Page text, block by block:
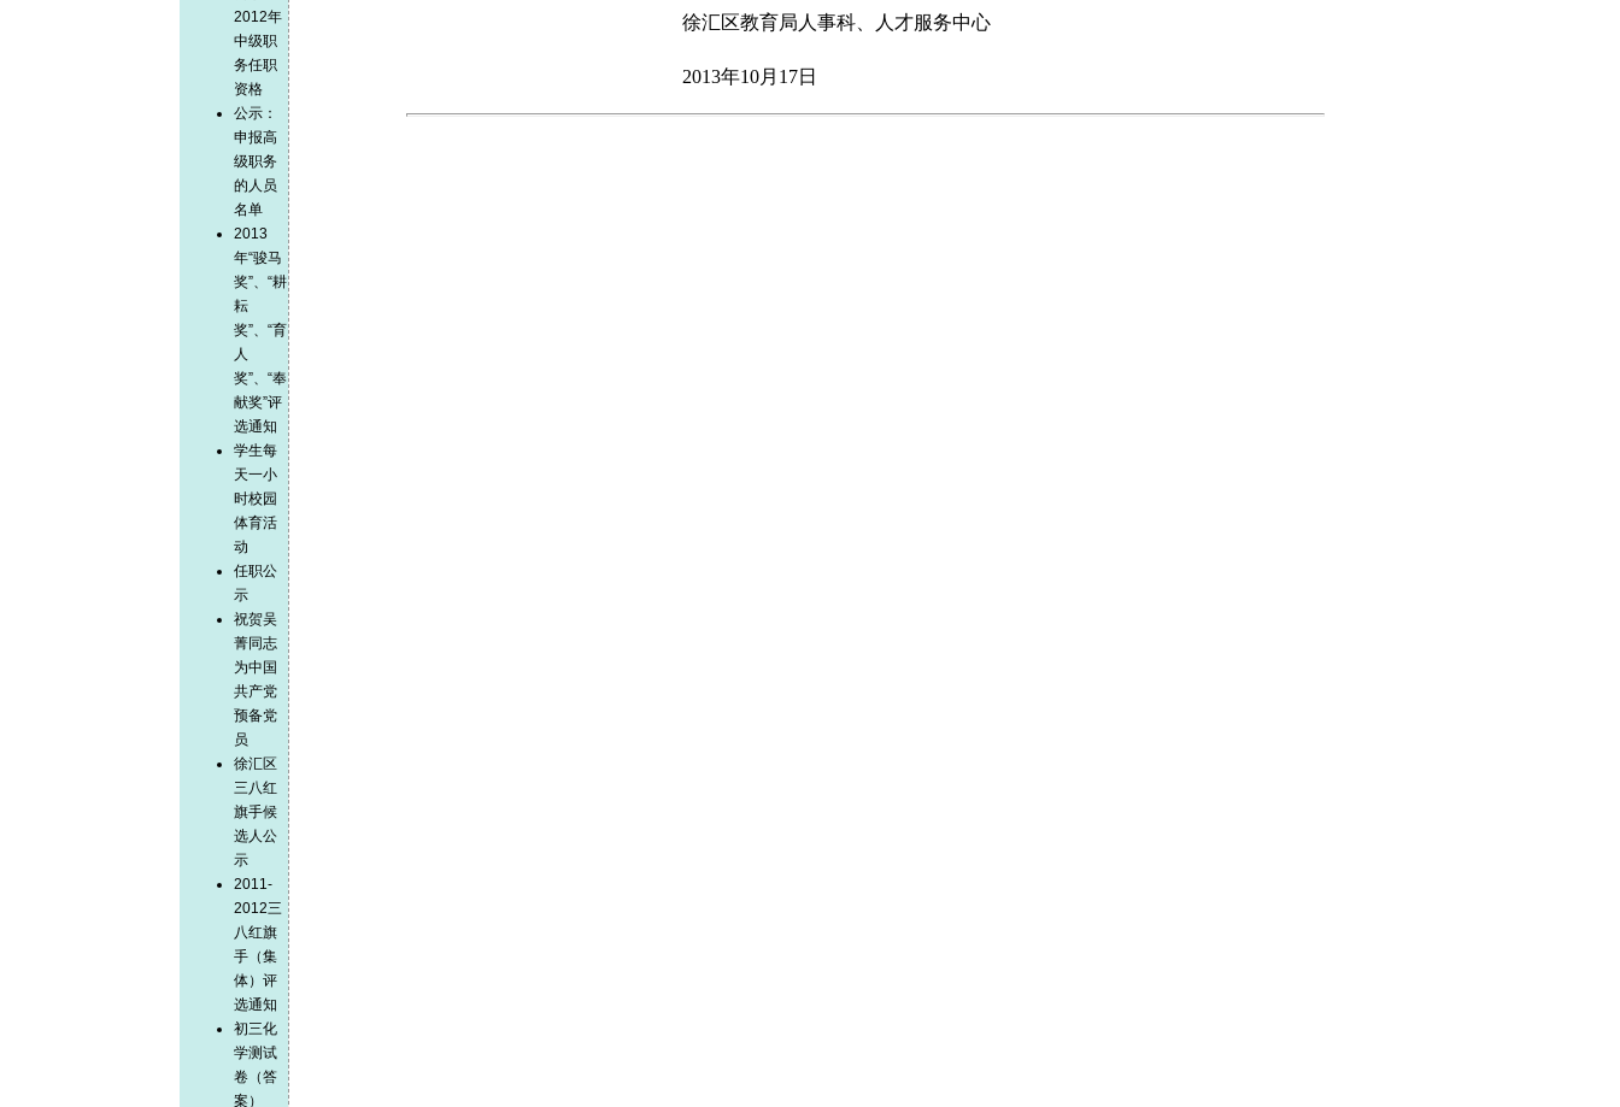
2012年
中级职
务任职
资格
公示：
申报高
级职务
的人员
名单
2013
年“骏马
奖”、“耕
耘
奖”、“育
人
奖”、“奉
献奖”评
选通知
学生每
天一小
时校园
体育活
动
任职公
示
祝贺吴
菁同志
为中国
共产党
预备党
员
徐汇区
三八红
旗手候
选人公
示
2011-
2012三
八红旗
手（集
体）评
选通知
初三化
学测试
卷（答
案）
徐汇区教育局人事科、人才服务中心
2013年10月17日